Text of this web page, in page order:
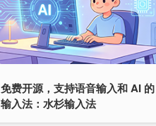
免费开源，支持语音输入和 AI 的
输入法：水杉输入法